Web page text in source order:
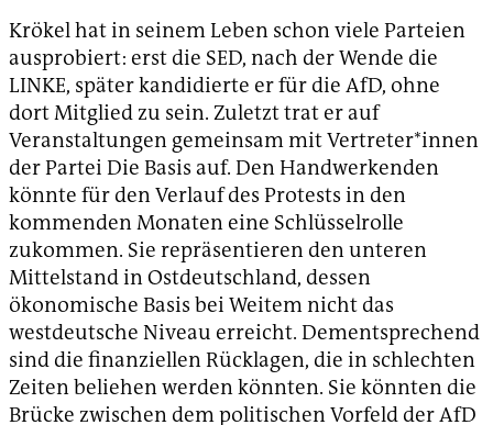
Krökel hat in seinem Leben schon viele Parteien
ausprobiert: erst die SED, nach der Wende die
LINKE, später kandidierte er für die AfD, ohne
dort Mitglied zu sein. Zuletzt trat er auf
Veranstaltungen gemeinsam mit Vertreter*innen
der Partei Die Basis auf. Den Handwerkenden
könnte für den Verlauf des Protests in den
kommenden Monaten eine Schlüsselrolle
zukommen. Sie repräsentieren den unteren
Mittelstand in Ostdeutschland, dessen
ökonomische Basis bei Weitem nicht das
westdeutsche Niveau erreicht. Dementsprechend
sind die finanziellen Rücklagen, die in schlechten
Zeiten beliehen werden könnten. Sie könnten die
Brücke zwischen dem politischen Vorfeld der AfD